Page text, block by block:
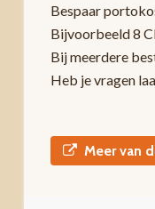
Bespaar
Bijvoorbeeld 8
Bij meerdere
Heb je vragen
Meer van